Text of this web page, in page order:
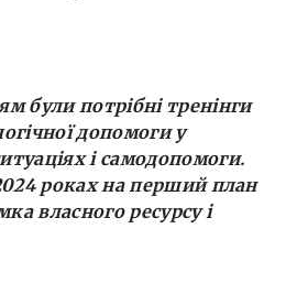
були потрібні тренінги
допомоги у
і самодопомоги.
роках на перший план
власного ресурсу і